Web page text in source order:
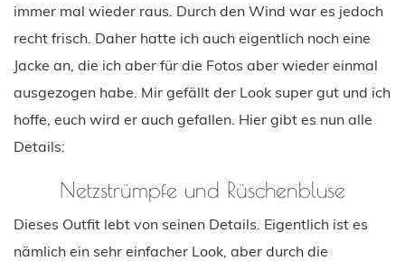
immer mal wieder raus. Durch den Wind war es jedoch
recht frisch. Daher hatte ich auch eigentlich noch eine
Jacke an, die ich aber für die Fotos aber wieder einmal
ausgezogen habe. Mir gefällt der Look super gut und ich
hoffe, euch wird er auch gefallen. Hier gibt es nun alle
Details:
Netzstrümpfe und Rüschenbluse
Dieses Outfit lebt von seinen Details. Eigentlich ist es
nämlich ein sehr einfacher Look, aber durch die